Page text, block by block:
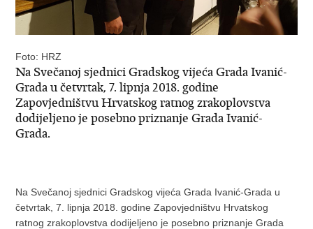
Foto: HRZ
Na Svečanoj sjednici Gradskog vijeća Grada Ivanić-
Grada u četvrtak, 7. lipnja 2018. godine
Zapovjedništvu Hrvatskog ratnog zrakoplovstva
dodijeljeno je posebno priznanje Grada Ivanić-
Grada.
Na Svečanoj sjednici Gradskog vijeća Grada Ivanić-Grada u
četvrtak, 7. lipnja 2018. godine Zapovjedništvu Hrvatskog
ratnog zrakoplovstva dodijeljeno je posebno priznanje Grada